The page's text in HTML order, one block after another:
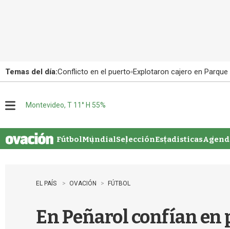
Temas del día:Conflicto en el puerto Explotaron cajero en
u
Montevideo, T 11° H 55%
FútbolMundialSelecciónEstadisticas
EL PAÍS OVACIÓN FÚTBOL
En Peñarol confían en